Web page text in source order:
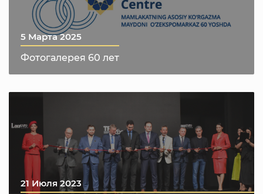
5 Марта 2025
Фотогалерея 60 лет
21 Июля 2023